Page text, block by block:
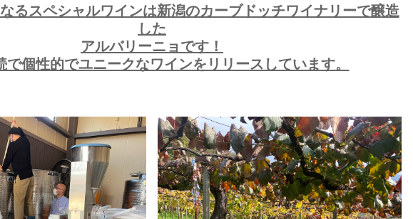
るスペシャルワインは新潟のカーブドッチワイナリーで醸造
した
アルバリーニョです！
で個性的でユニークなワインをリリースしています。